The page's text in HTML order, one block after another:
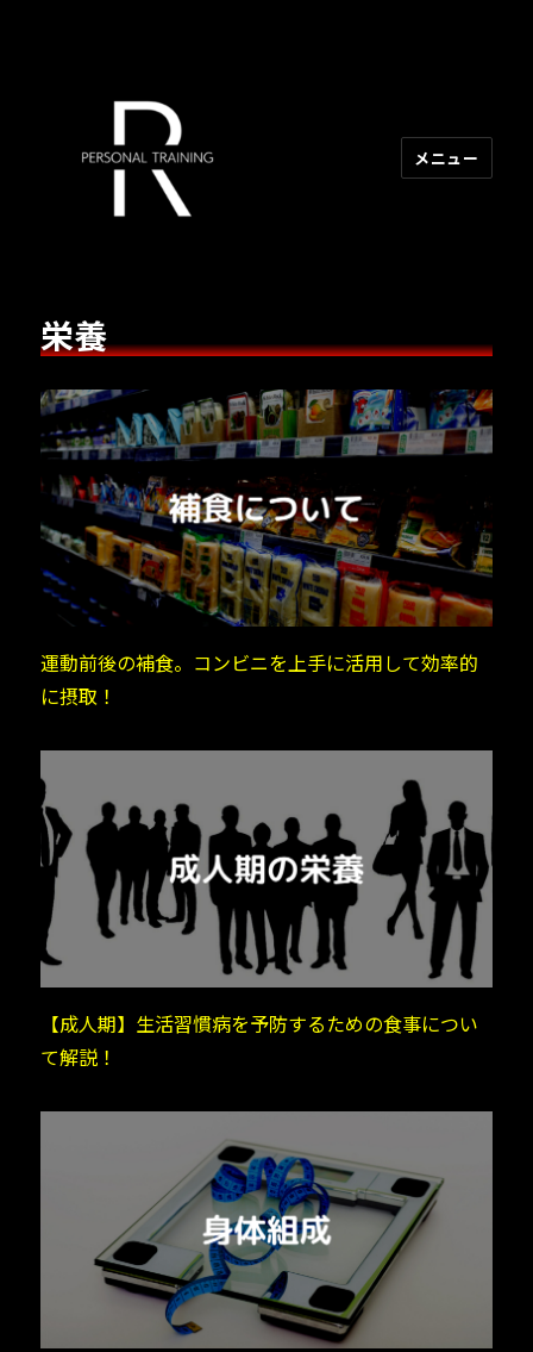
メニュー
栄養
運動前後の補食。コンビニを上手に活用して効率的
に摂取！
【成人期】生活習慣病を予防するための食事につい
て解説！